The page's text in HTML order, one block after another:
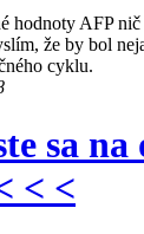
hodnoty AFP
že by bol
cyklu.
sa na
< <